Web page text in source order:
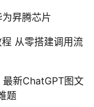
昇腾芯片
从零搭建调用流
新ChatGPT图文
题